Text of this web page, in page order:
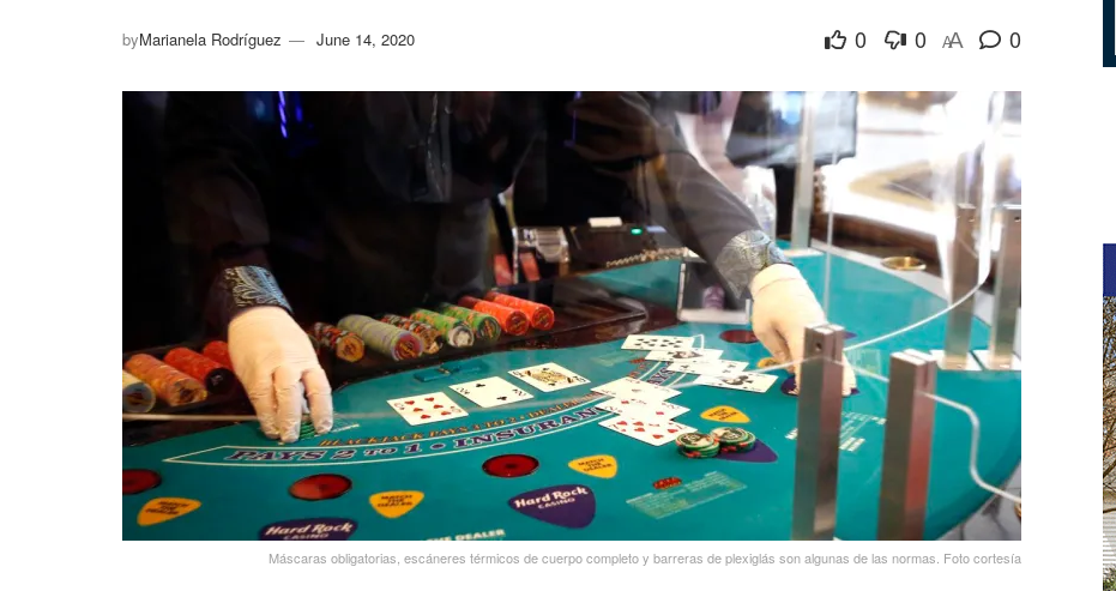
byMarianela Rodríguez June 14, 2020 0 0 AA 0
Máscaras obligatorias, escáneres térmicos de cuerpo completo y barreras de plexiglás son algunas de las normas. Foto cortesía